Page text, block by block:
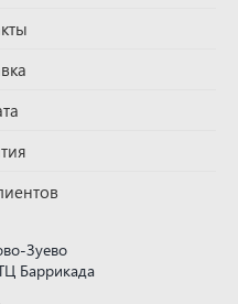
Зуево
Баррикада